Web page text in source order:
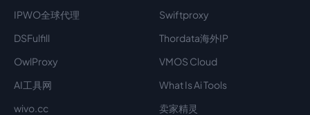
IPWO全球代理
Swiftproxy
DSFulfill
Thordata海外IP
OwlProxy
VMOS Cloud
AI工具网
What Is Ai Tools
wivo.cc
卖家精灵